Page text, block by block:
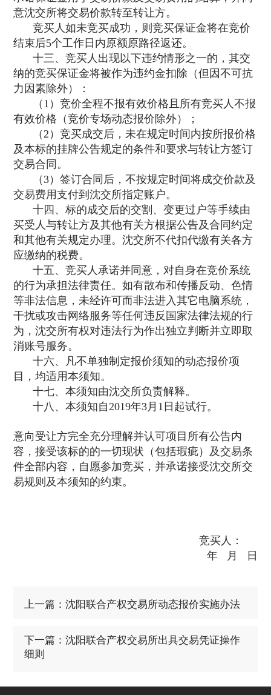
意沈交所将交易价款转至转让方。
竞买人如未竞买成功，则竞买保证金将在竞价
结束后5个工作日内原额原路径返还。
十三、竞买人出现以下违约情形之一的，其交
纳的竞买保证金将被作为违约金扣除（但因不可抗
力因素除外）：
（1）竞价全程不报有效价格且所有竞买人不报
有效价格（竞价专场动态报价除外）；
（2）竞买成交后，未在规定时间内按所报价格
及本标的挂牌公告规定的条件和要求与转让方签订
交易合同。
（3）签订合同后，不按规定时间将成交价款及
交易费用支付到沈交所指定账户。
十四、标的成交后的交割、变更过户等手续由
买受人与转让方及其他有关方根据公告及合同约定
和其他有关规定办理。沈交所不代扣代缴有关各方
应缴纳的税费。
十五、竞买人承诺并同意，对自身在竞价系统
的行为承担法律责任。如有散布和传播反动、色情
等非法信息，未经许可而非法进入其它电脑系统，
干扰或攻击网络服务等任何违反国家法律法规的行
为，沈交所有权对违法行为作出独立判断并立即取
消账号服务。
十六、凡不单独制定报价须知的动态报价项
目，均适用本须知。
十七、本须知由沈交所负责解释。
十八、本须知自2019年3月1日起试行。
意向受让方完全充分理解并认可项目所有公告内
容，接受该标的的一切现状（包括瑕疵）及交易条
件全部内容，自愿参加竞买，并承诺接受沈交所交
易规则及本须知的约束。
竞买人：
年 月 日
上一篇：沈阳联合产权交易所动态报价实施办法
下一篇：沈阳联合产权交易所出具交易凭证操作
细则